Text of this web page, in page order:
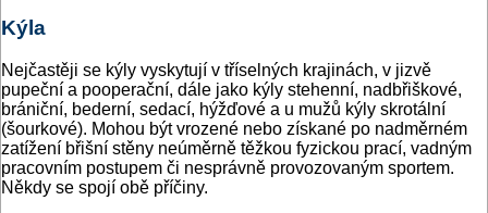
Kýla
Nejčastěji se kýly vyskytují v tříselných krajinách, v jizvě
pupeční a pooperační, dále jako kýly stehenní, nadbřiškové,
brániční, bederní, sedací, hýžďové a u mužů kýly skrotální
(šourkové). Mohou být vrozené nebo získané po nadměrném
zatížení břišní stěny neúměrně těžkou fyzickou prací, vadným
pracovním postupem či nesprávně provozovaným sportem.
Někdy se spojí obě příčiny.